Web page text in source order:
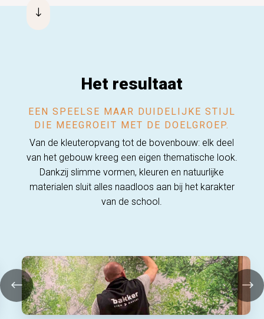
"
Het resultaat
EEN SPEELSE MAAR DUIDELIJKE STIJL
DIE MEEGROEIT MET DE DOELGROEP.
Van de kleuteropvang tot de bovenbouw: elk deel
van het gebouw kreeg een eigen thematische look.
Dankzij slimme vormen, kleuren en natuurlijke
materialen sluit alles naadloos aan bij het karakter
van de school.